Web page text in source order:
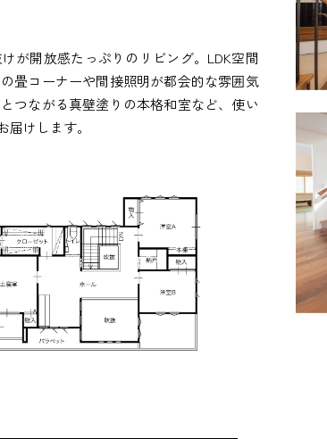
が開放感たっぷりのリビング。LDK空間
畳コーナーや間接照明が都会的な雰囲気
つながる真壁塗りの本格和室など、使い
けします。